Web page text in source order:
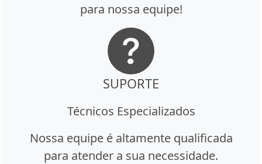
para nossa equipe!
SUPORTE
Técnicos Especializados
Nossa equipe é altamente qualificada
para atender a sua necessidade.